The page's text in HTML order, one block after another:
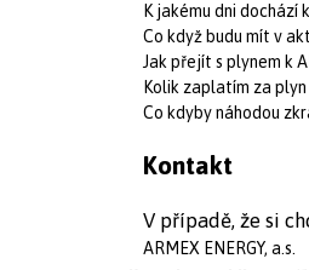
K jakému dni dochází
Co když budu mít v
Jak přejít s plynem k
Kolik zaplatím za plyn
Co kdyby náhodou
Kontakt
V případě, že si
ARMEX ENERGY, a.s.